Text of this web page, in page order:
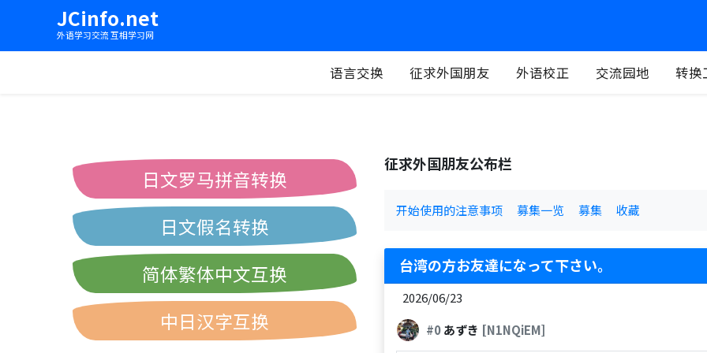
JCinfo.net
外语学习交流 互相学习网
语言交换 征求外国朋友 外语校正 交流园地 转换
征求外国朋友公布栏
开始使用的注意事项 募集一览 募集 收藏
台湾の方お友達になって下さい。
2026/06/23
#0あずき [N1NQiEM]
日文罗马拼音转换
日文假名转换
简体繁体中文互换
中日汉字互换